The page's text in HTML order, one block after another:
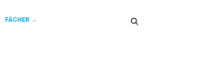
FÄCHER